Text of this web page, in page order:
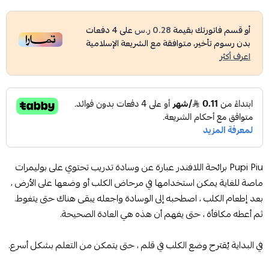
أو قسم فاتورتك بقيمة0.28 ر.س على4دفعات
بدون رسوم تأخير، متوافقة مع الشريعة الإسلامية
اعرف أكثر
Pupi Piu برائحة اللافندر عبارة عن وسادة تدريب تحتوي على بوليمرات
ماصة للغاية يمكن استخدامها في مرحاض الكلب أو وضعها على الأرض ،
بعد إطعام الكلب ، اصطحبه إلى الوسادة واجعله يبقى هناك حتى يتغوط.
ثم أعطه مكافأة ، حتى يفهم أن هذه هي العادة الصحيحة.
في البداية يُقترح وضع الكلب في قلم ، حتى يتمكن من التعلم بشكل أسرع.